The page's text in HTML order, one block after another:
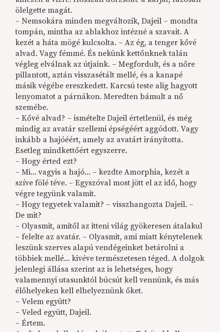
ölelgette magát.
– Nemsokára minden megváltozik, Dajeil – mondta
tompán, mintha az ablakhoz intézné a szavait. A
kezét a háta mögé kulcsolta. – Az ég, a tenger kővé
alvad. Vagy fémmé. És nekünk kettőnknek talán
végleg elválnak az útjaink. – Megfordult, és a nőre
pillantott, aztán visszasétált mellé, és a kanapé
másik végébe ereszkedett. Karcsú teste alig hagyott
lenyomatot a párnákon. Meredten bámult a nő
szemébe.
– Kővé alvad? – ismételte Dajeil értetlenül, és még
mindig az avatár szellemi épségéért aggódott. Vagy
inkább a hajóéért, amely az avatárt irányította.
Esetleg mindkettőért egyszerre.
– Hogy érted ezt?
– Mi... vagyis a hajó... – kezdte Amorphia, kezét a
szíve fölé téve. – Egyszóval most jött el az idő, hogy
végre tegyünk valamit.
– Hogy tegyetek valamit? – visszhangozta Dajeil. –
De mit?
– Olyasmit, amitől az itteni világ gyökeresen átalakul
– felelte az avatár. – Olyasmit, ami miatt kénytelenek
leszünk szerves alapú vendégeinket betárolni a
többiek mellé... kivéve természetesen téged. A dolgok
jelenlegi állása szerint az is lehetséges, hogy
valamennyi utasunktól búcsút kell vennünk, és más
élőhelyeken kell elhelyeznünk őket.
– Velem együtt?
– Veled együtt, Dajeil.
– Értem.